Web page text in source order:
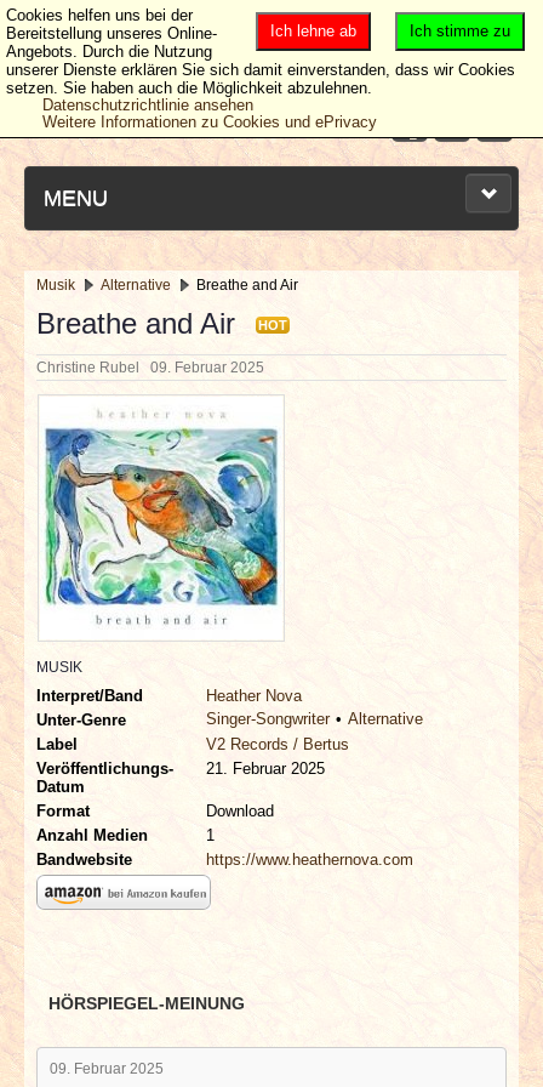
MENU
NEUESTE ARTIKEL
NEWS & DATES
BERICHTE
VERLOSUNGEN
INTERVIEWS
SPECIALS
REDAKTION
LINKS
ARCHIV
Musik Alternative Breathe and Air
Breathe and Air HOT
Christine Rubel 09. Februar 2025
MUSIK
Interpret/Band
Heather Nova
Unter-Genre
Singer-Songwriter
Alternative
Label
V2 Records / Bertus
Veröffentlichungs-
Datum
21. Februar 2025
Format
Download
Anzahl Medien
1
Bandwebsite
https://www.heathernova.com
HÖRSPIEGEL-MEINUNG
09. Februar 2025
Ich stimme zu
Ich lehne ab
Cookies helfen uns bei der
Bereitstellung unseres Online-
Angebots. Durch die Nutzung
unserer Dienste erklären Sie sich damit einverstanden, dass wir Cookies
setzen. Sie haben auch die Möglichkeit abzulehnen.
Datenschutzrichtlinie ansehen
Weitere Informationen zu Cookies und ePrivacy